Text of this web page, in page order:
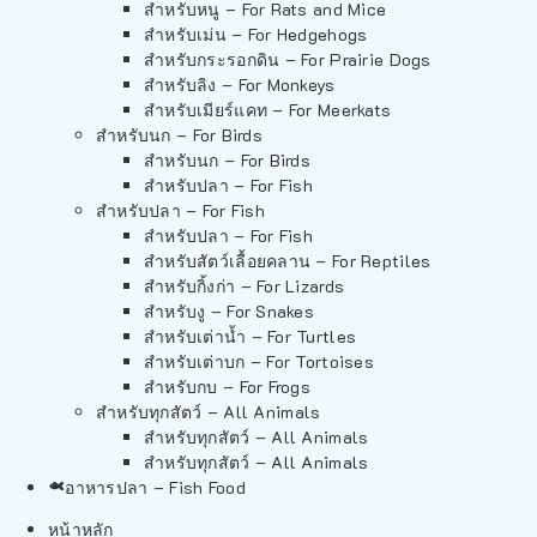
สำหรับหนู – For Rats and Mice
สำหรับเม่น – For Hedgehogs
สำหรับกระรอกดิน – For Prairie Dogs
สำหรับลิง – For Monkeys
สำหรับเมียร์แคท – For Meerkats
สำหรับนก – For Birds
สำหรับนก – For Birds
สำหรับปลา – For Fish
สำหรับปลา – For Fish
สำหรับปลา – For Fish
สำหรับสัตว์เลื้อยคลาน – For Reptiles
สำหรับกิ้งก่า – For Lizards
สำหรับงู – For Snakes
สำหรับเต่าน้ำ – For Turtles
สำหรับเต่าบก – For Tortoises
สำหรับกบ – For Frogs
สำหรับทุกสัตว์ – All Animals
สำหรับทุกสัตว์ – All Animals
สำหรับทุกสัตว์ – All Animals
อาหารปลา – Fish Food
หน้าหลัก